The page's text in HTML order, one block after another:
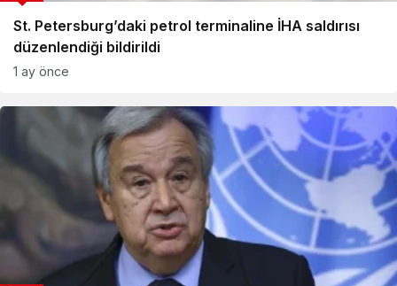
St. Petersburg’daki petrol terminaline İHA saldırısı
düzenlendiği bildirildi
1 ay önce